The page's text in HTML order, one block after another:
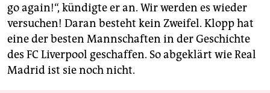
go again!“, kündigte er an. Wir werden es wieder
versuchen! Daran besteht kein Zweifel. Klopp hat
eine der besten Mannschaften in der Geschichte
des FC Liverpool geschaffen. So abgeklärt wie Real
Madrid ist sie noch nicht.